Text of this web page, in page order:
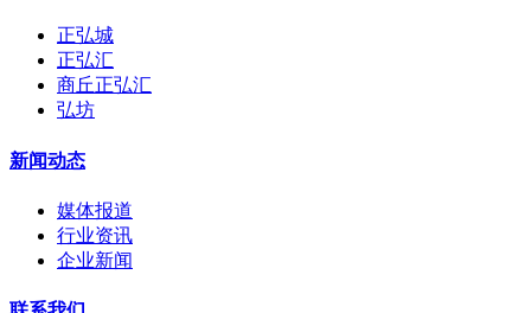
正弘城
正弘汇
商丘正弘汇
弘坊
新闻动态
媒体报道
行业资讯
企业新闻